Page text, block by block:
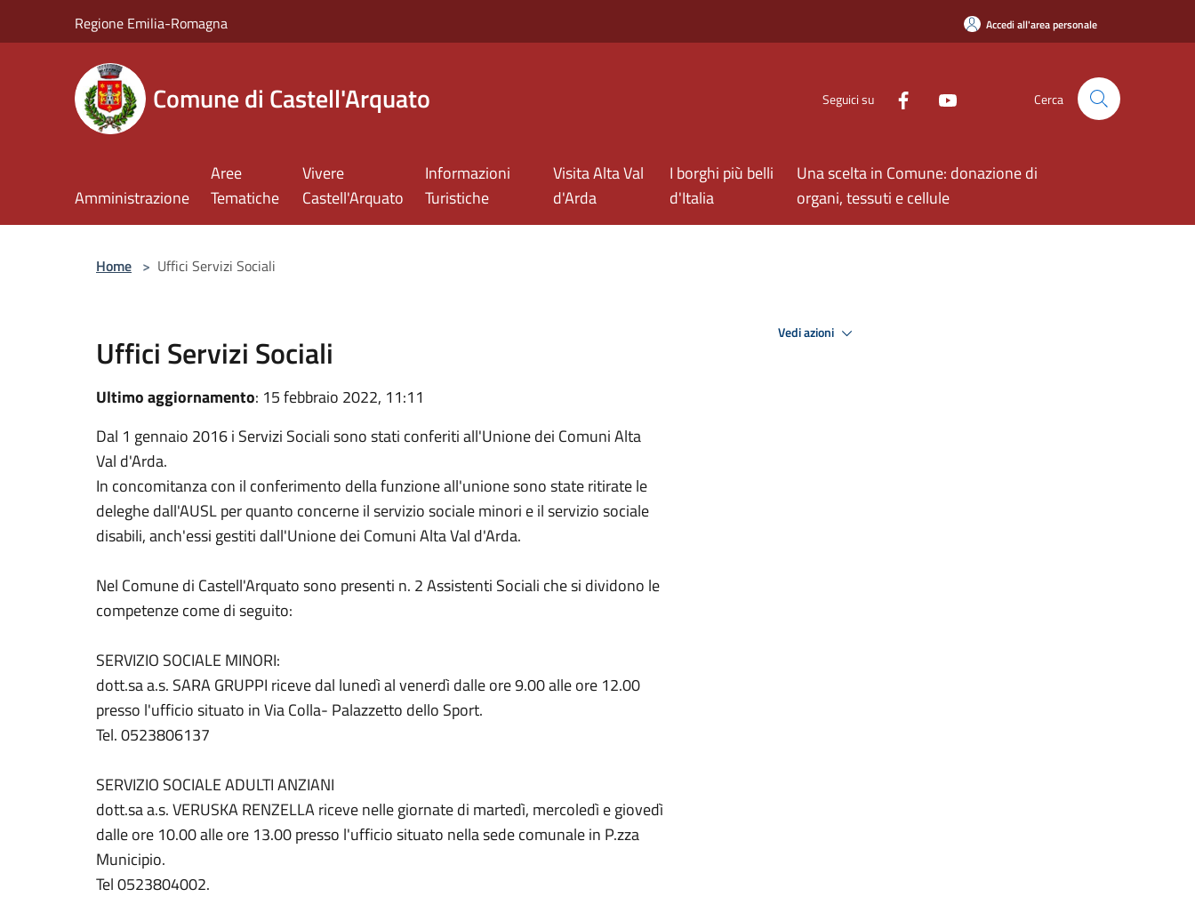
Regione Emilia-Romagna Accedi all'area personale
Comune di Castell'Arquato Seguici su Cerca
Amministrazione
Aree
Tematiche
Vivere
Castell'Arquato
Informazioni
Turistiche
Visita Alta Val
d'Arda
I borghi più belli
d'Italia
Una scelta in Comune: donazione di
organi, tessuti e cellule
Home > Uffici Servizi Sociali
Uffici Servizi Sociali
Ultimo aggiornamento: 15 febbraio 2022, 11:11
Dal 1 gennaio 2016 i Servizi Sociali sono stati conferiti all'Unione dei Comuni Alta
Val d'Arda.
In concomitanza con il conferimento della funzione all'unione sono state ritirate le
deleghe dall'AUSL per quanto concerne il servizio sociale minori e il servizio sociale
disabili, anch'essi gestiti dall'Unione dei Comuni Alta Val d'Arda.
Nel Comune di Castell'Arquato sono presenti n. 2 Assistenti Sociali che si dividono le
competenze come di seguito:
SERVIZIO SOCIALE MINORI:
dott.sa a.s. SARA GRUPPI riceve dal lunedì al venerdì dalle ore 9.00 alle ore 12.00
presso l'ufficio situato in Via Colla- Palazzetto dello Sport.
Tel. 0523806137
SERVIZIO SOCIALE ADULTI ANZIANI
dott.sa a.s. VERUSKA RENZELLA riceve nelle giornate di martedì, mercoledì e giovedì
dalle ore 10.00 alle ore 13.00 presso l'ufficio situato nella sede comunale in P.zza
Municipio.
Tel 0523804002.
Vedi azioni